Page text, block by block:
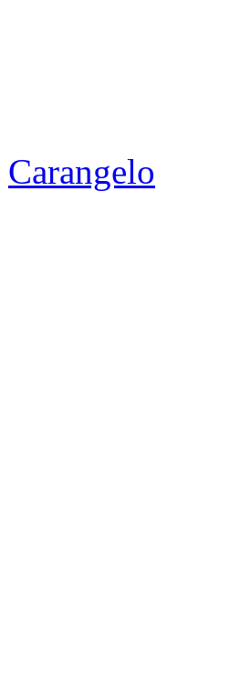
Carangelo